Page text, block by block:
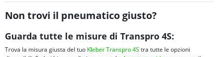
Non trovi il pneumatico giusto?
Guarda tutte le misure di Transpro 4S:
Trova la misura giusta del tuo Kleber Transpro 4S tra tutte le opzioni